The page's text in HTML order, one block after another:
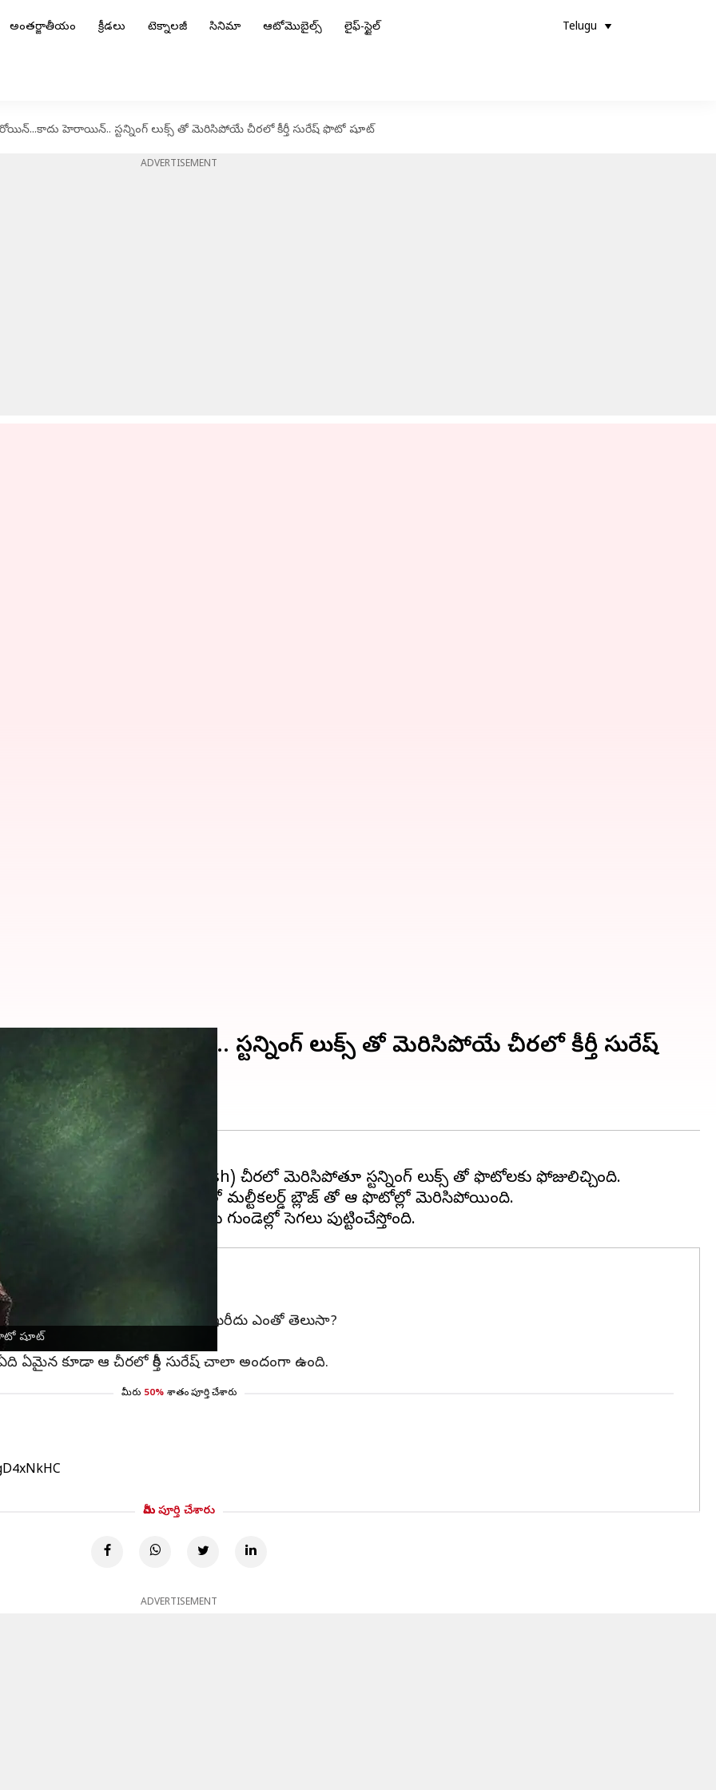
అంతర్జాతీయం క్రీడలు టెక్నాలజీ సినిమా ఆటోమొబైల్స్ లైఫ్-స్టైల్ Telugu
హీరోయిన్​...కాదు హెరాయిన్​.. స్టన్నింగ్​ లుక్స్​ తో మెరిసిపోయే చీరలో కీర్తీ సురేష్​ ఫొటో షూట్
ADVERTISEMENT
షూట్
హీరోయిన్​...కాదు హెరాయిన్​.. స్టన్నింగ్​ లుక్స్​ తో మెరిసిపోయే చీరలో కీర్తీ సురేష్​
(Keerthi Suresh) చీరలో మెరిసిపోతూ స్టన్నింగ్ లుక్స్ తో ఫొటోలకు ఫోజులిచ్చింది.
మిక్సింగ్ కలర్ లో ఉన్న చీరతో మల్టీకలర్డ్ బ్లౌజ్ తో ఆ ఫొటోల్లో మెరిసిపోయింది.
చీర
కూడా హాట్ టాపిక్ గా మారింది. ఆ చీర ఖరీదు ఎంతో తెలుసా?
ఏమైన కూడా ఆ చీరలో కీర్తి సురేష్ చాలా అందంగా ఉంది.
మీరు 50% శాతం పూర్తి చేశారు
మీరు పూర్తి చేశారు
ADVERTISEMENT